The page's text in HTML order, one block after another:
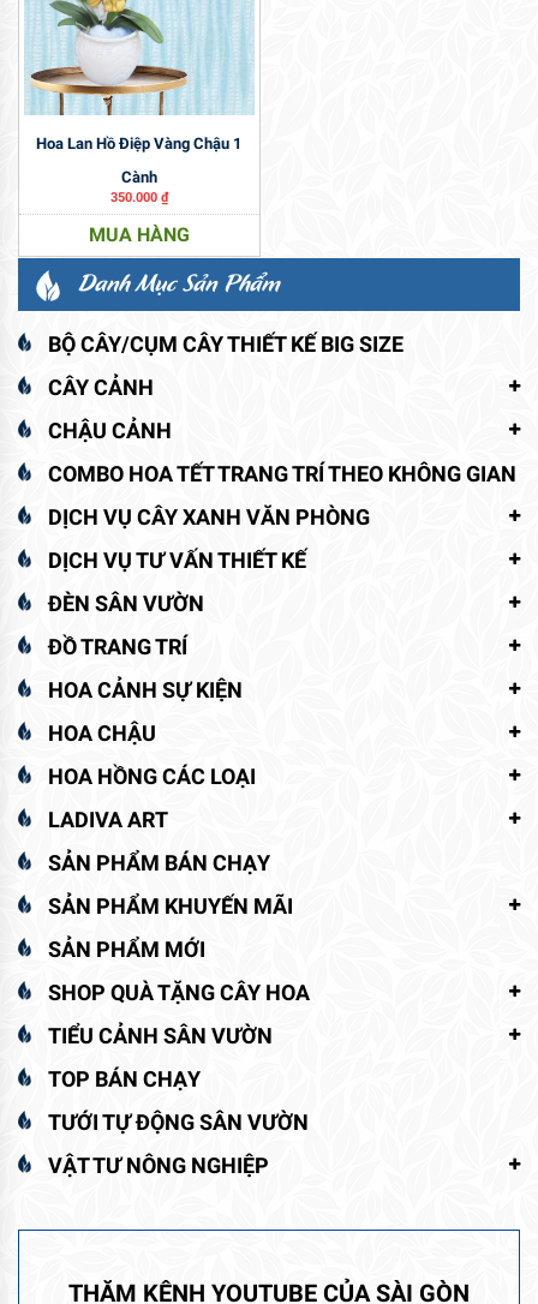
Hoa Lan Hồ Điệp Vàng Chậu 1
Cành
350.000 ₫
MUA HÀNG
Danh Mục Sản Phẩm
BỘ CÂY/CỤM CÂY THIẾT KẾ BIG SIZE
CÂY CẢNH
CHẬU CẢNH
COMBO HOA TẾT TRANG TRÍ THEO KHÔNG GIAN
DỊCH VỤ CÂY XANH VĂN PHÒNG
DỊCH VỤ TƯ VẤN THIẾT KẾ
ĐÈN SÂN VƯỜN
ĐỒ TRANG TRÍ
HOA CẢNH SỰ KIỆN
HOA CHẬU
HOA HỒNG CÁC LOẠI
LADIVA ART
SẢN PHẨM BÁN CHẠY
SẢN PHẨM KHUYẾN MÃI
SẢN PHẨM MỚI
SHOP QUÀ TẶNG CÂY HOA
TIỂU CẢNH SÂN VƯỜN
TOP BÁN CHẠY
TƯỚI TỰ ĐỘNG SÂN VƯỜN
VẬT TƯ NÔNG NGHIỆP
THĂM KÊNH YOUTUBE CỦA SÀI GÒN